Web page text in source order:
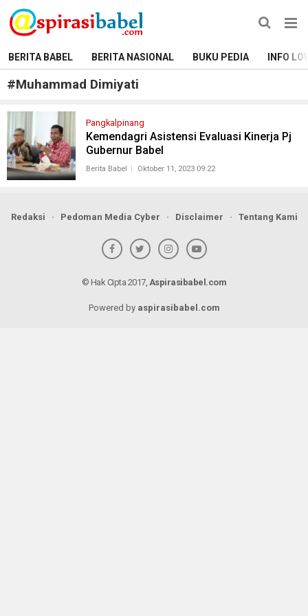
BERITA BABEL BERITA NASIONAL BUKU PEDIA INFO
#Muhammad Dimiyati
Pangkalpinang
Kemendagri Asistensi Evaluasi Kinerja Pj
Gubernur Babel
Berita Babel Oktober 11, 2023 09:22
Redaksi Pedoman Media Cyber Disclaimer Tentang Kami
© Hak Cipta 2017, Aspirasibabel.com
Powered by aspirasibabel.com